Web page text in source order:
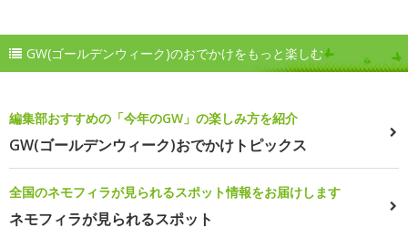
GW(ゴールデンウィーク)のおでかけをもっと楽しむ
編集部おすすめの「今年のGW」の楽しみ方を紹介
GW(ゴールデンウィーク)おでかけトピックス
全国のネモフィラが見られるスポット情報をお届けします
ネモフィラが見られるスポット